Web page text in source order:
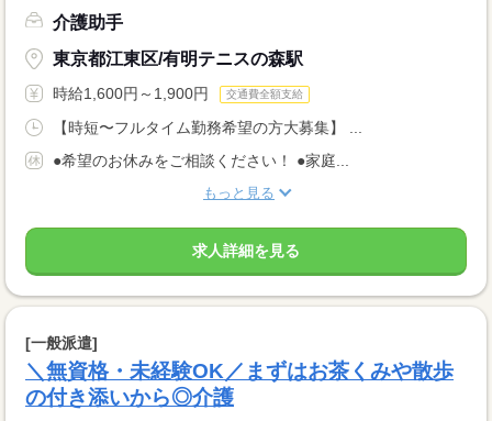
介護助手
東京都江東区/有明テニスの森駅
時給1,600円～1,900円 交通費全額支給
【時短〜フルタイム勤務希望の方大募集】 ...
●希望のお休みをご相談ください！ ●家庭...
もっと見る
求人詳細を見る
[一般派遣]
＼無資格・未経験OK／まずはお茶くみや散歩
の付き添いから◎介護